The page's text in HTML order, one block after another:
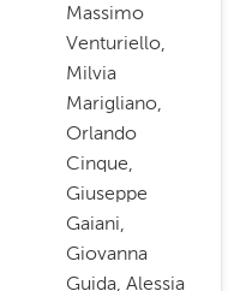
Massimo
Venturiello,
Milvia
Marigliano,
Orlando
Cinque,
Giuseppe
Gaiani,
Giovanna
Guida, Alessia